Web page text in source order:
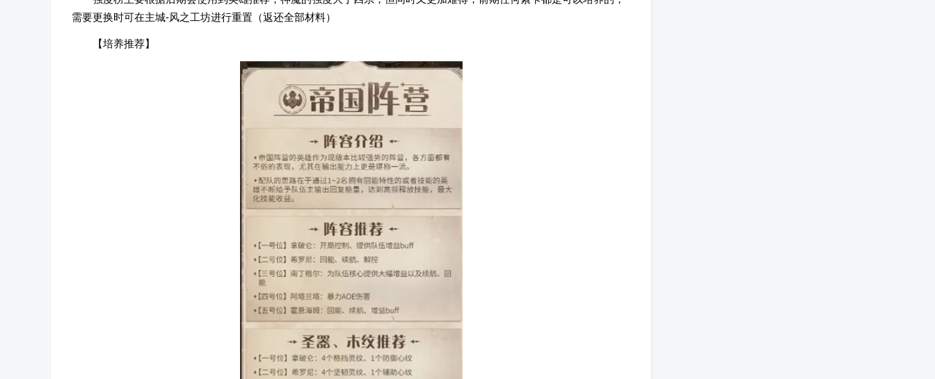
需要更换时可在主城-风之工坊进行重置（返还全部材料）
【培养推荐】